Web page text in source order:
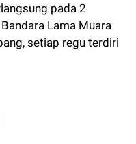
pada 2
Lama Muara
setiap regu terdiri